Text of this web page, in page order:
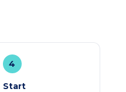
4
Start